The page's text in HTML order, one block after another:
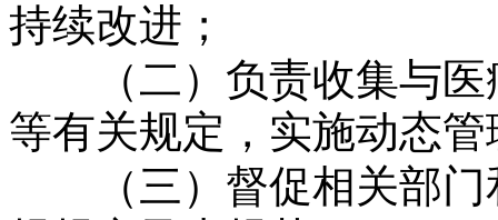
持续改进；
（二）负责收集与医
等有关规定，实施动态管
（三）督促相关部门